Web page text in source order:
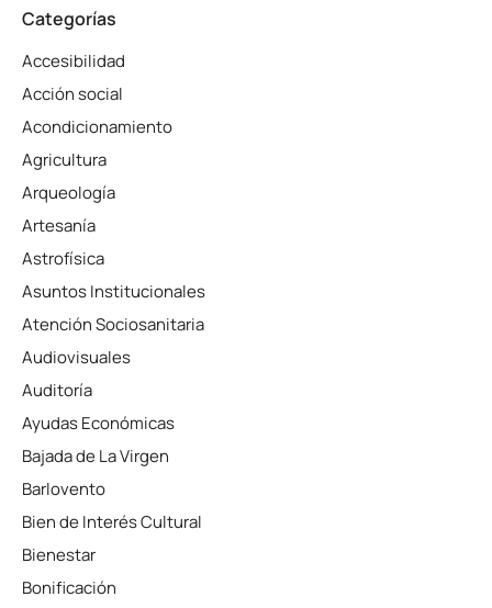
Categorías
Accesibilidad
Acción social
Acondicionamiento
Agricultura
Arqueología
Artesanía
Astrofísica
Asuntos Institucionales
Atención Sociosanitaria
Audiovisuales
Auditoría
Ayudas Económicas
Bajada de La Virgen
Barlovento
Bien de Interés Cultural
Bienestar
Bonificación